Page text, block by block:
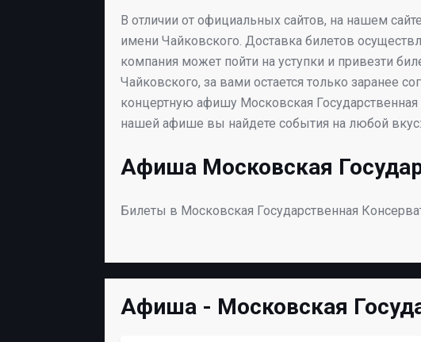
В отличии от официальных сайтов, на нашем
имени Чайковского. Доставка билетов
компания может пойти на уступки и привезти
Чайковского, за вами остается только
концертную афишу Московская
нашей афише вы найдете события на любой
Афиша Московская
Билеты в Московская Государственная
Афиша - Московская